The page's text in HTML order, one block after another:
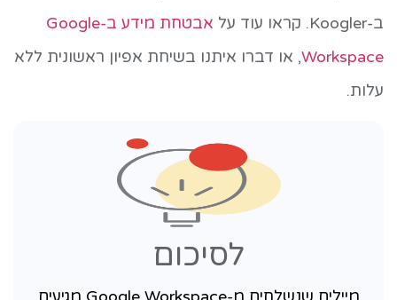
ב-Koogler. קראו עוד על
אבטחת מידע ב-Google
Workspace, או דברו איתנו בשיחת אפיון ראשונית ללא
עלות.
לסיכום